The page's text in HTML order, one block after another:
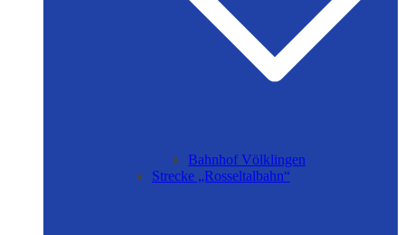
Bahnhof Völklingen
Strecke „Rosseltalbahn“